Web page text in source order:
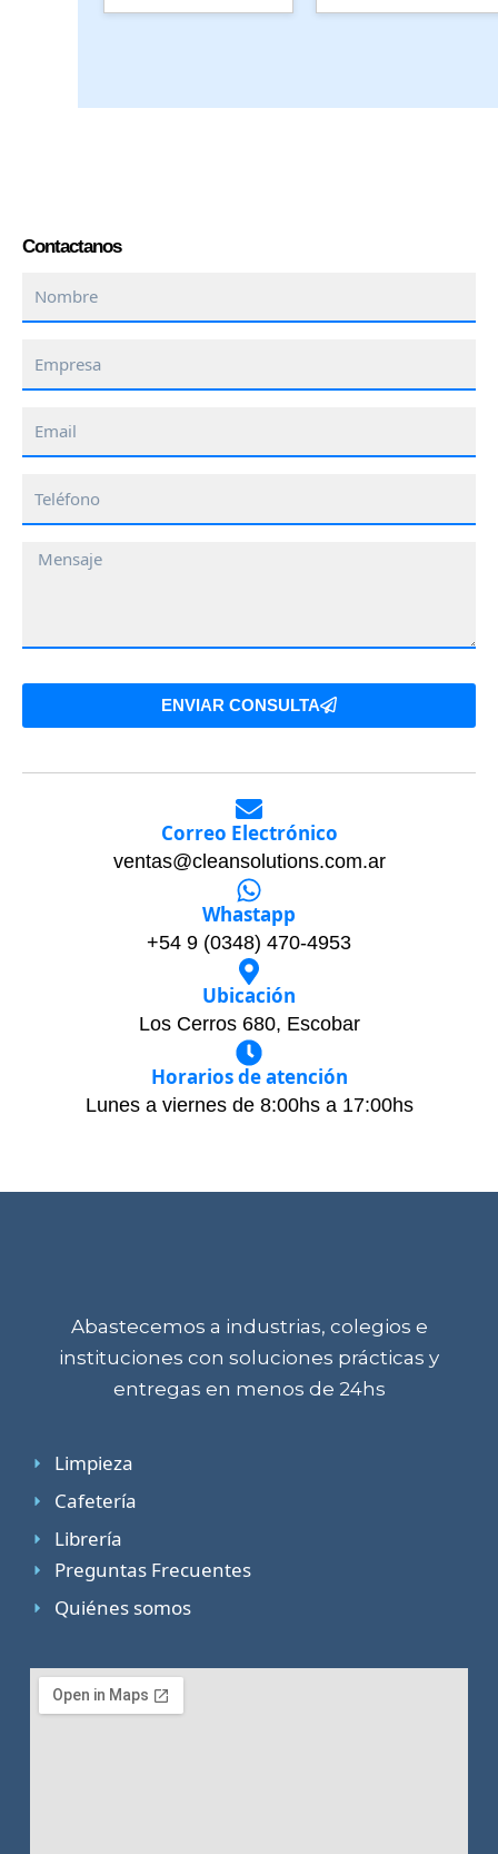
Contactanos
Nombre
Email
Teléfono
Mensaje
ENVIAR CONSULTA
Correo Electrónico
ventas@cleansolutions.com.ar
Whastapp
+54 9 (0348) 470-4953
Ubicación
Los Cerros 680, Escobar
Horarios de atención
Lunes a viernes de 8:00hs a 17:00hs
Abastecemos a industrias, colegios e
instituciones con soluciones prácticas y
entregas en menos de 24hs
Limpieza
Cafetería
Librería
Preguntas Frecuentes
Quiénes somos